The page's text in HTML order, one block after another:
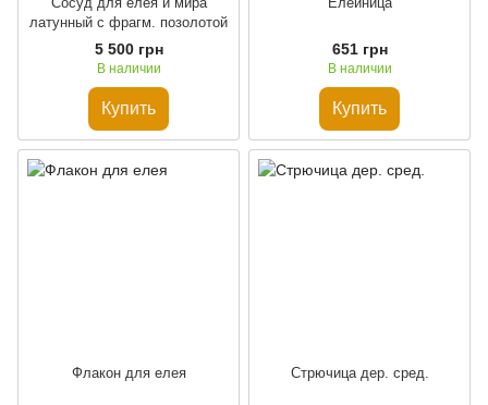
латунный с фрагм. позолотой
5 500 грн
В наличии
Купить
651 грн
В наличии
Купить
Флакон для елея Стрючица дер. сред.